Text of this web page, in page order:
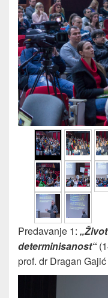
Predavanje 1:
determinisanost“
prof. dr Dragan Gajić